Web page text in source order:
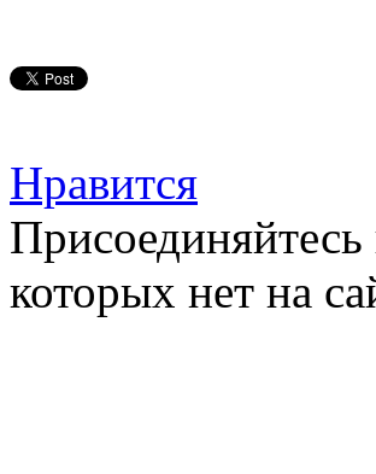
Нравится
которых нет на